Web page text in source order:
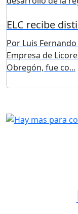
ELC recibe
Por Luis
Empresa de
Obregón, fue co...